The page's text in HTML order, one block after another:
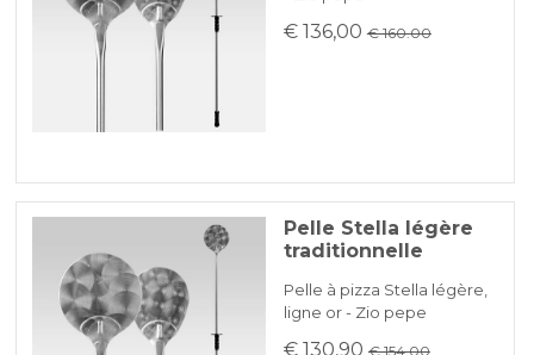
€ 136,00 € 160.00
Pelle Stella légère
traditionnelle
Pelle à pizza Stella légère,
ligne or - Zio pepe
€ 130,90 € 154.00